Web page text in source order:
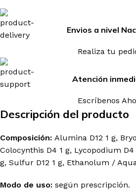
Envios a nivel
Realiza tu
Atención
Escríbenos
Descripción del producto
Composición: Alumina D12 1 g,
Colocynthis D4 1 g, Lycopodium D4
g, Sulfur D12 1 g, Ethanolum /
Modo de uso: según prescripción.